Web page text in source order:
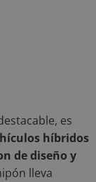
es
híbridos
de diseño y
lleva